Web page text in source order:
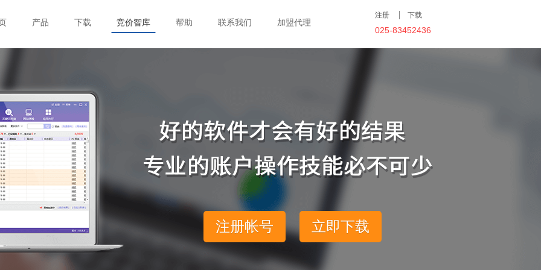
产品 下载 竞价智库 帮助 联系我们 加盟代理
注册 下载
025-83452436
注册帐号 立即下载